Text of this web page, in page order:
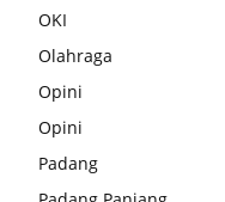
OKI
Olahraga
Opini
Opini
Padang